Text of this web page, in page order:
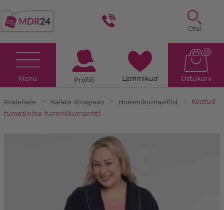
Otsi
Menu Profiil Lemmikud Ostukorv
0
Avalehele Naiste aluspesu Hommikumantlid
Kootud
tumesinine hommikumantel